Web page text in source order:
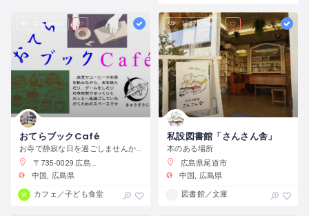
412 views
おてらブックCafé
お寺で静寂な日を過ごしませんか？
〒735-0029 広島県安芸郡府中町茂陰１丁目１３−２１
中国
広島県
カフェ／子ども食堂
1,037 views
私設図書館「さんさん舎」
本のある場所
広島県尾道市
中国
広島県
図書館／文庫